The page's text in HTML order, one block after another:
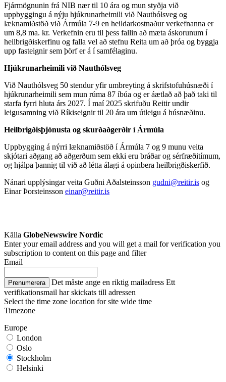
Fjármögnunin frá NIB nær til 10 ára og mun styðja við
uppbyggingu á nýju hjúkrunarheimili við Nauthólsveg og
læknamiðstöð við Ármúla 7-9 en heildarkostnaður verkefnanna er
um 8,8 ma. kr. Verkefnin eru til þess fallin að mæta áskorunum í
heilbrigðiskerfinu og falla vel að stefnu Reita um að þróa og byggja
upp fasteignir sem þörf er á í samfélaginu.
Hjúkrunarheimili við Nauthólsveg
Við Nauthólsveg 50 stendur yfir umbreyting á skrifstofuhúsnæði í
hjúkrunarheimili sem mun rúma 87 íbúa og er áætlað að það taki til
starfa fyrri hluta árs 2027. Í maí 2025 skrifuðu Reitir undir
leigusamning við Ríkiseignir til 20 ára um útleigu á húsnæðinu.
Heilbrigðisþjónusta og skurðaðgerðir í Ármúla
Uppbygging á nýrri læknamiðstöð í Ármúla 7 og 9 munu veita
skjótari aðgang að aðgerðum sem ekki eru bráðar og sérfræðitímum,
og hjálpa þannig til við að létta álagi á opinbera heilbrigðiskerfið.
Nánari upplýsingar veita Guðni Aðalsteinsson gudni@reitir.is og
Einar Þorsteinsson einar@reitir.is
Källa GlobeNewswire Nordic
Enter your email address and you will get a mail for verification you
subscription to content on this page and filter
Email
Prenumerera Det måste ange en riktig mailadress Ett
verifikationsmail har skickats till adressen
Select the time zone location for site wide time
Timezone
Europe
London
Oslo
Stockholm
Helsinki